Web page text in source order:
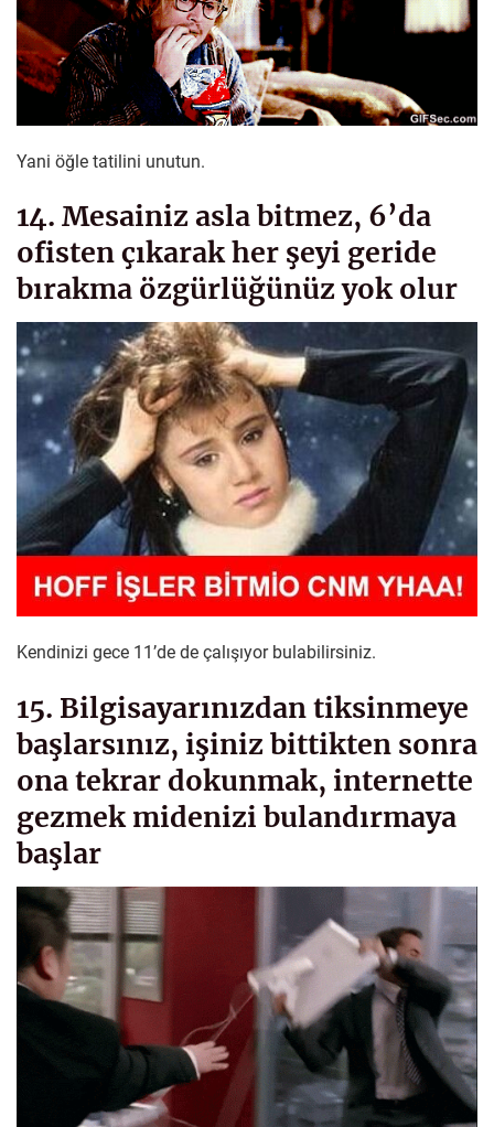
Yani öğle tatilini unutun.
14. Mesainiz asla bitmez, 6’da
ofisten çıkarak her şeyi geride
bırakma özgürlüğünüz yok olur
Kendinizi gece 11’de de çalışıyor bulabilirsiniz.
15. Bilgisayarınızdan tiksinmeye
başlarsınız, işiniz bittikten sonra
ona tekrar dokunmak, internette
gezmek midenizi bulandırmaya
başlar